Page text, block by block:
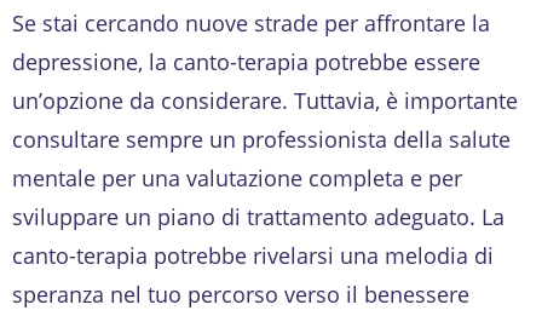
Se stai cercando nuove strade per affrontare la
depressione, la canto-terapia potrebbe essere
un’opzione da considerare. Tuttavia, è importante
consultare sempre un professionista della salute
mentale per una valutazione completa e per
sviluppare un piano di trattamento adeguato. La
canto-terapia potrebbe rivelarsi una melodia di
speranza nel tuo percorso verso il benessere